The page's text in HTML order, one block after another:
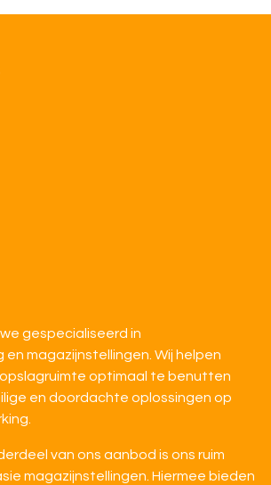
we gespecialiseerd in
en magazijnstellingen. Wij helpen
opslagruimte optimaal te benutten
en doordachte oplossingen op
van ons aanbod is ons ruim
magazijnstellingen. Hiermee bieden